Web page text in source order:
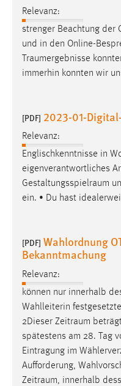
Relevanz:
strenger Beachtung der
und in den Online-
Traumergebnisse
immerhin konnten wir
[PDF] 2023-01-
Relevanz:
Englischkenntnisse in
eigenverantwortliches
Gestaltungsspielraum
ein. • Du hast
[PDF] Wahlordnung
Bekanntmachung
Relevanz:
können nur innerhalb
Wahlleiterin
2Dieser Zeitraum
spätestens am 28. Tag
Eintragung im
Aufforderung,
Zeitraum, innerhalb